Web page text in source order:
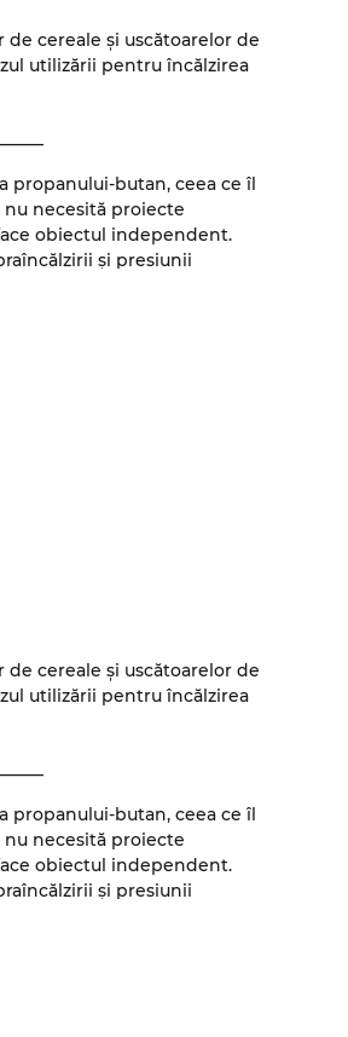
cereale și uscătoarelor de
utilizării pentru încălzirea
propanului-butan, ceea ce îl
necesită proiecte
obiectul independent.
și presiunii
cereale și uscătoarelor de
utilizării pentru încălzirea
propanului-butan, ceea ce îl
necesită proiecte
obiectul independent.
și presiunii